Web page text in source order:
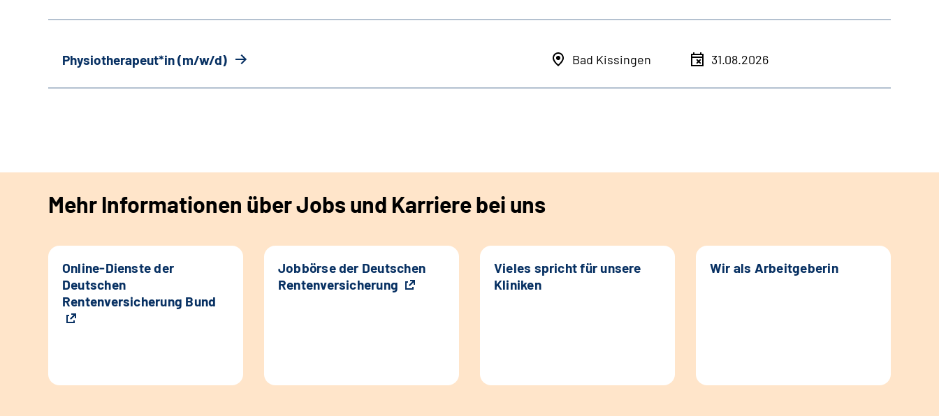
Physiotherapeut*in (m/w/d) Bad Kissingen 31.08.2026
Mehr Informationen über Jobs und Karriere bei uns
Online-Dienste der
Deutschen
Rentenversicherung Bund
Jobbörse der Deutschen
Rentenversicherung
Vieles spricht für unsere
Kliniken
Wir als Arbeitgeberin